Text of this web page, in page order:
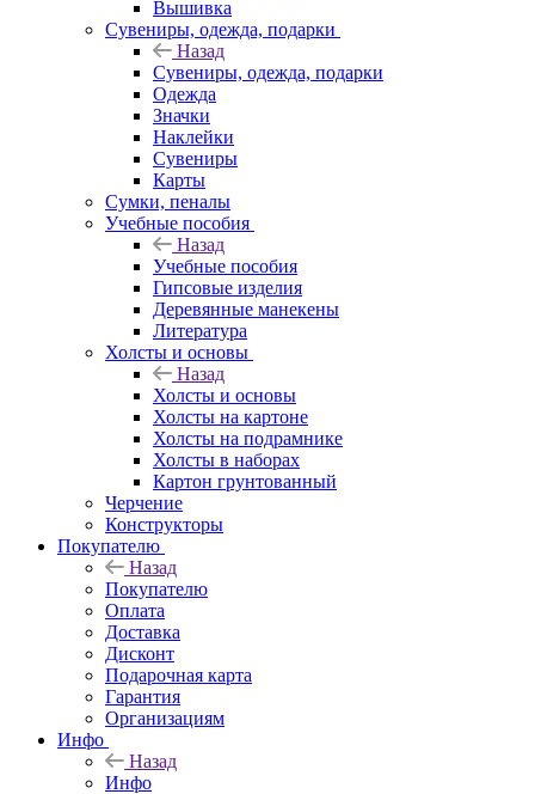
Вышивка
Сувениры, одежда, подарки
Назад
Сувениры, одежда, подарки
Одежда
Значки
Наклейки
Сувениры
Карты
Сумки, пеналы
Учебные пособия
Назад
Учебные пособия
Гипсовые изделия
Деревянные манекены
Литература
Холсты и основы
Назад
Холсты и основы
Холсты на картоне
Холсты на подрамнике
Холсты в наборах
Картон грунтованный
Черчение
Конструкторы
Покупателю
Назад
Покупателю
Оплата
Доставка
Дисконт
Подарочная карта
Гарантия
Организациям
Инфо
Назад
Инфо